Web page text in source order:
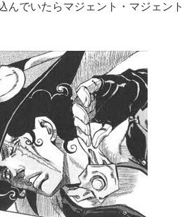
んでいたらマジェント・マジェント